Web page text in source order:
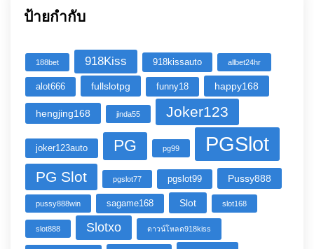
ป้ายกำกับ
188bet 918Kiss 918kissauto allbet24hr
alot666 fullslotpg funny18 happy168
hengjing168 jinda55 Joker123
joker123auto PG pg99 PGSlot
PG Slot pgslot77 pgslot99 Pussy888
pussy888win sagame168 Slot slot168
slot888 Slotxo ดาวน์โหลด918kiss